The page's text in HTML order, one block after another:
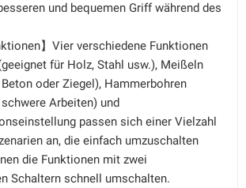
und bequemen Griff während des
】Vier verschiedene Funktionen
für Holz, Stahl usw.), Meißeln
oder Ziegel), Hammerbohren
Arbeiten) und
passen sich einer Vielzahl
an, die einfach umzuschalten
die Funktionen mit zwei
Schaltern schnell umschalten.